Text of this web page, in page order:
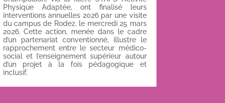
Physique Adaptée, ont finalisé leurs
interventions annuelles 2026 par une visite
du campus de Rodez, le mercredi 25 mars
2026. Cette action, menée dans le cadre
d’un partenariat conventionné, illustre le
rapprochement entre le secteur médico-
social et l’enseignement supérieur autour
d’un projet à la fois pédagogique et
inclusif.